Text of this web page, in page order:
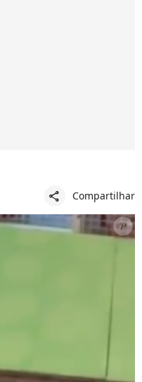
share Compartilhar